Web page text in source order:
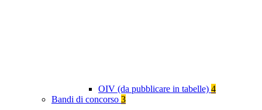
OIV (da pubblicare in tabelle) 4
Bandi di concorso 3